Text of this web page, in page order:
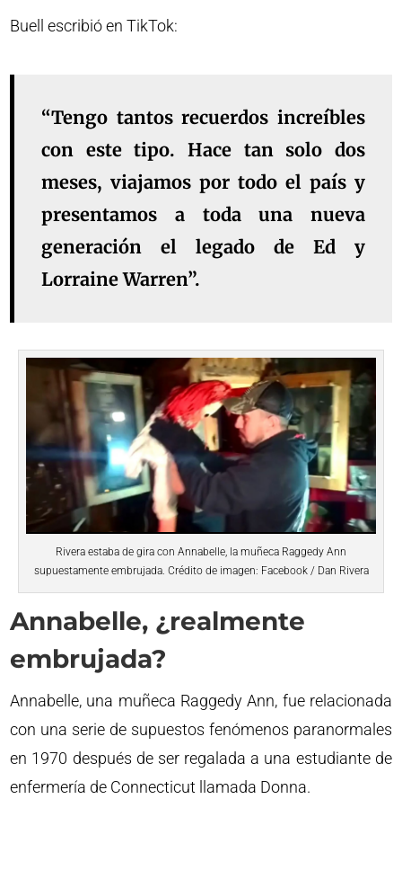
Buell escribió en TikTok:
“Tengo tantos recuerdos increíbles
con este tipo. Hace tan solo dos
meses, viajamos por todo el país y
presentamos a toda una nueva
generación el legado de Ed y
Lorraine Warren”.
Rivera estaba de gira con Annabelle, la muñeca Raggedy Ann
supuestamente embrujada. Crédito de imagen: Facebook / Dan Rivera
Annabelle, ¿realmente
embrujada?
Annabelle, una muñeca Raggedy Ann, fue relacionada
con una serie de supuestos fenómenos paranormales
en 1970 después de ser regalada a una estudiante de
enfermería de Connecticut llamada Donna.